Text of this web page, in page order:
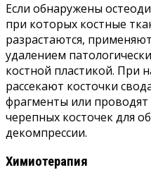
Если обнаружены
при которых костные
разрастаются,
удалением
костной пластикой. При
рассекают косточки
фрагменты или проводят
черепных косточек для
декомпрессии.
Химиотерапия